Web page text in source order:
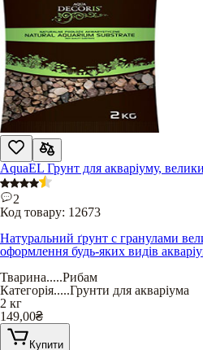
AquaEL Грунт для акваріуму,
2
Код товару: 12673
Натуральний ґрунт с гранулами
оформлення будь-яких видів
Тварина.....Рибам
Категорія.....Грунти для акваріума
2 кг
149,00₴
Купити